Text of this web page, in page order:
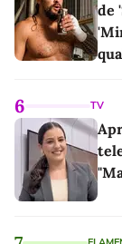
de
6 TV